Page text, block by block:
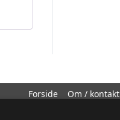
Forside Om / kontakt